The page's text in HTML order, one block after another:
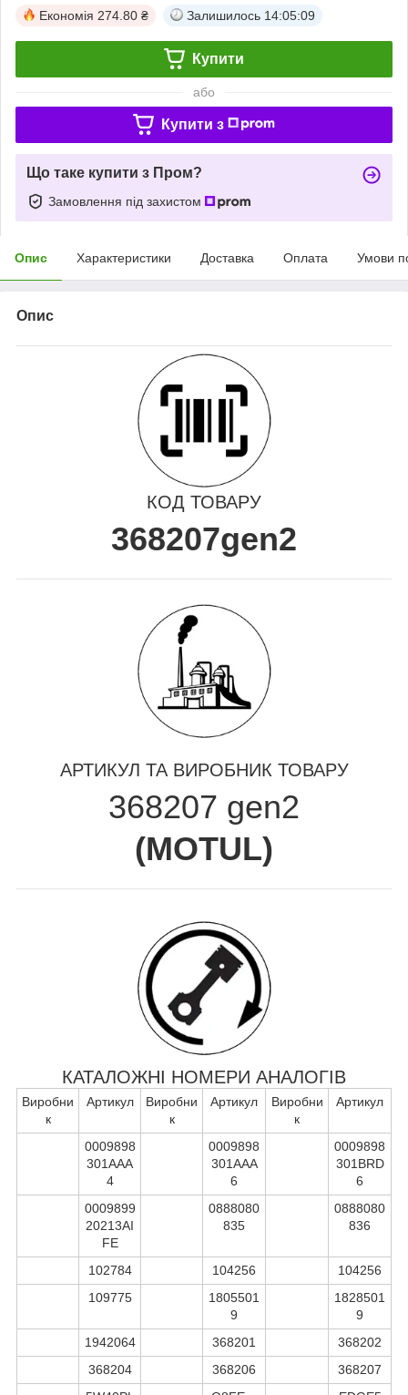
Економія 274.80 ₴ Залишилось 14:05:09
Купити
або
Купити з
Що таке купити з Пром?
Замовлення під захистом
Опис Характеристики Доставка Оплата Умови
Опис
КОД ТОВАРУ
368207gen2
АРТИКУЛ ТА ВИРОБНИК ТОВАРУ
368207 gen2
(MOTUL)
КАТАЛОЖНІ НОМЕРИ АНАЛОГІВ
Виробни
к
Артикул
Виробни
к
Артикул
Виробни
к
Артикул
0009898
301AAA
4
0009898
301AAA
6
0009898
301BRD
6
0009899
20213AI
FE
0888080
835
0888080
836
102784 104256
104256
109775
1805501
9
1828501
9
1942064
368201
368202
368204
368206
368207